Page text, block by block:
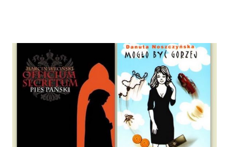
wspólnego życia przeczytacie TUTAJ i TUTAJ . Gdy już
nieco okrzepliśmy w codzienności z psem, a Amber - z
ludźmi i kotami, pojawił się pomysł na wspólny jesienny
wyjazd w Beskid Niski. Zanim to jednak się stało psica miała
atak padaczki, co spowodowało, że wyjazd odwołaliśmy,
wdrożyliśmy leczenie i od nowa zaczęliśmy oswajać z nami i
wspólnym życiem zdezorientowanego chorobą psa. Udało